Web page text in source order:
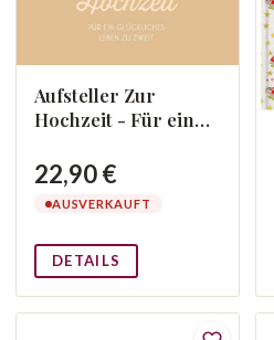
Aufsteller Zur
Hochzeit - Für ein
zweit
22,90 €
AUSVERKAUFT
DETAILS